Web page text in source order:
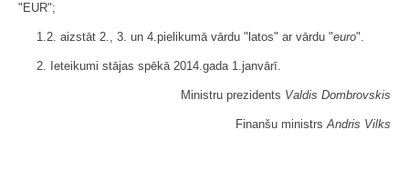
"EUR";
1.2. aizstāt 2., 3. un 4.pielikumā vārdu "latos" ar vārdu "euro".
2. Ieteikumi stājas spēkā 2014.gada 1.janvārī.
Ministru prezidents Valdis Dombrovskis
Finanšu ministrsAndris Vilks